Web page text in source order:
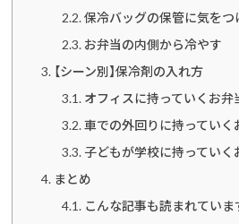
保冷バッグの保管に気をつ
お弁当の内側から冷やす
【シーン別】保冷剤の入れ方
オフィスに持っていくお弁
車での外回りに持っていく
子どもが学校に持っていく
まとめ
こんな記事も読まれていま